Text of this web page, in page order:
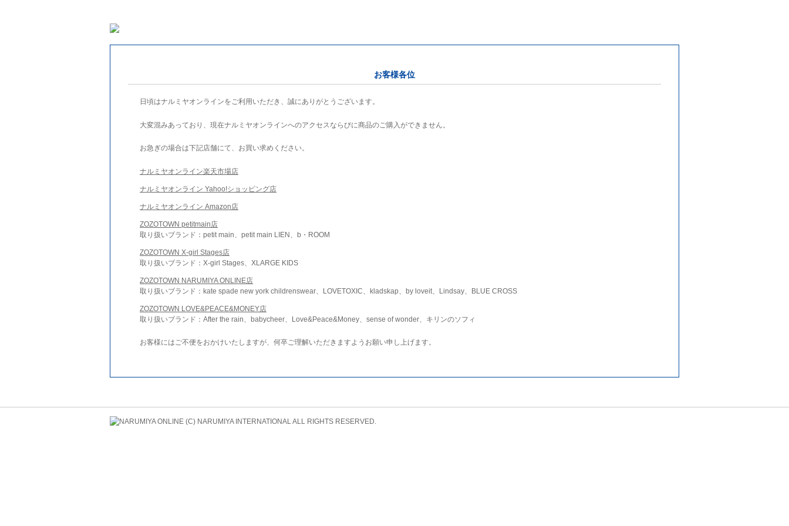
お客様各位
日頃はナルミヤオンラインをご利用いただき、誠にありがとうございます。
大変混みあっており、現在ナルミヤオンラインへのアクセスならびに商品のご購入ができません。
お急ぎの場合は下記店舗にて、お買い求めください。
ナルミヤオンライン楽天市場店
ナルミヤオンライン Yahoo!ショッピング店
ナルミヤオンライン Amazon店
ZOZOTOWN petitmain店
取り扱いブランド：petit main、petit main LIEN、b・ROOM
ZOZOTOWN X-girl Stages店
取り扱いブランド：X-girl Stages、XLARGE KIDS
ZOZOTOWN NARUMIYA ONLINE店
取り扱いブランド：kate spade new york childrenswear、LOVETOXIC、kladskap、by loveit、Lindsay、BLUE CROSS
ZOZOTOWN LOVE&PEACE&MONEY店
取り扱いブランド：After the rain、babycheer、Love&Peace&Money、sense of wonder、キリンのソフィ
お客様にはご不便をおかけいたしますが、何卒ご理解いただきますようお願い申し上げます。